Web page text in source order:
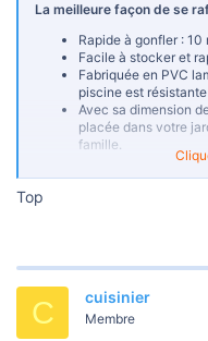
La meilleure façon de se
Rapide à gonfler : 10
Facile à stocker et
Fabriquée en PVC
piscine est résistante
Avec sa dimension
placée dans votre
famille.
Voir la pièce jointe 42503
[Message caché]
Top
C cuisinier
Membre